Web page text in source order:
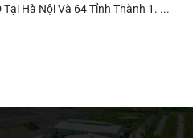
Hà Nội Và 64 Tỉnh Thành 1. ...